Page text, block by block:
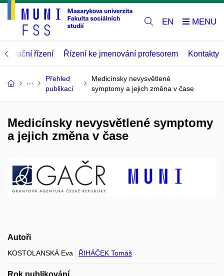
EN
řízení Řízení ke jmenování profesorem Kontakty
Přehled
publikací
Medicínsky nevysvětlené
symptomy a jejich změna v čase
Medicínsky nevysvětlené symptomy
a jejich změna v čase
Autoři
KOSTOLANSKÁ Eva ŘIHÁČEK Tomáš